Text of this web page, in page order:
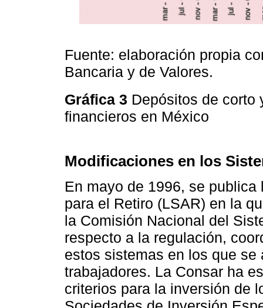
Fuente: elaboración propia
Bancaria y de Valores.
Gráfica 3 Depósitos de corto
financieros en México
Modificaciones en los
En mayo de 1996, se
para el Retiro (LSAR) en la
la Comisión Nacional del
respecto a la regulación,
estos sistemas en los que
trabajadores. La Consar ha
criterios para la inversión de